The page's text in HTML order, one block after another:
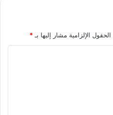
الحقول الإلزامية مشار إليها بـ *